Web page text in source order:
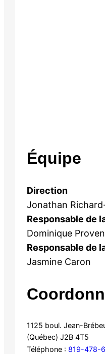
Équipe
Direction
Jonathan
Responsable de
Dominique
Responsable de
Jasmine Caron
1125 boul. Jean-
(Québec) J2B 4T5
Téléphone : 819-478-